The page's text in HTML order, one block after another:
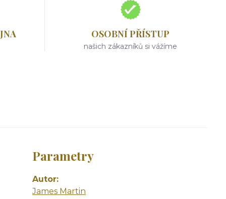
OSOBNÍ PŘÍSTUP
našich zákazníků si vážíme
Parametry
Autor
James Martin